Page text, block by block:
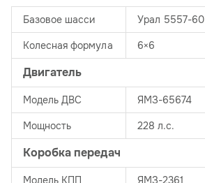
Базовое шасси Урал 5557-60
Колесная формула 6×6
Двигатель
Модель ДВС ЯМЗ-65674
Мощность 228 л.с.
Коробка передач
Модель КПП ЯМЗ-2361